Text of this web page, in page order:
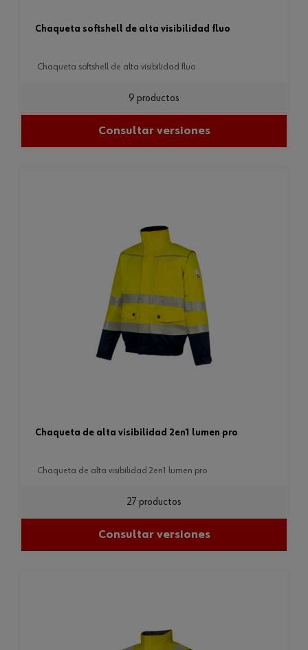
chaqueta softshell de alta visibilidad fluo
chaqueta softshell de alta visibilidad fluo
9 productos
Consultar versiones
chaqueta de alta visibilidad 2en1 lumen pro
chaqueta de alta visibilidad 2en1 lumen pro
27 productos
Consultar versiones